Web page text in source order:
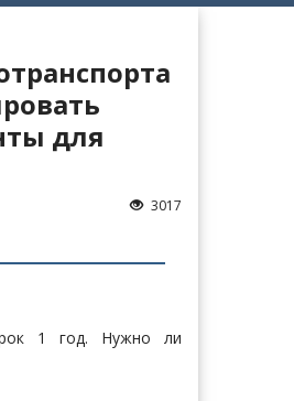
для
3017
1 год. Нужно ли